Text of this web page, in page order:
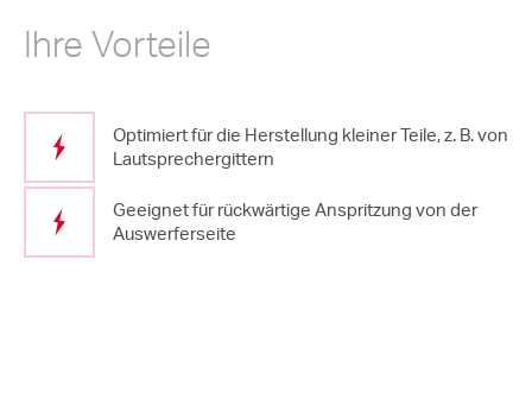
Ihre Vorteile
Optimiert für die Herstellung kleiner Teile, z. B. von
Lautsprechergittern
Geeignet für rückwärtige Anspritzung von der
Auswerferseite